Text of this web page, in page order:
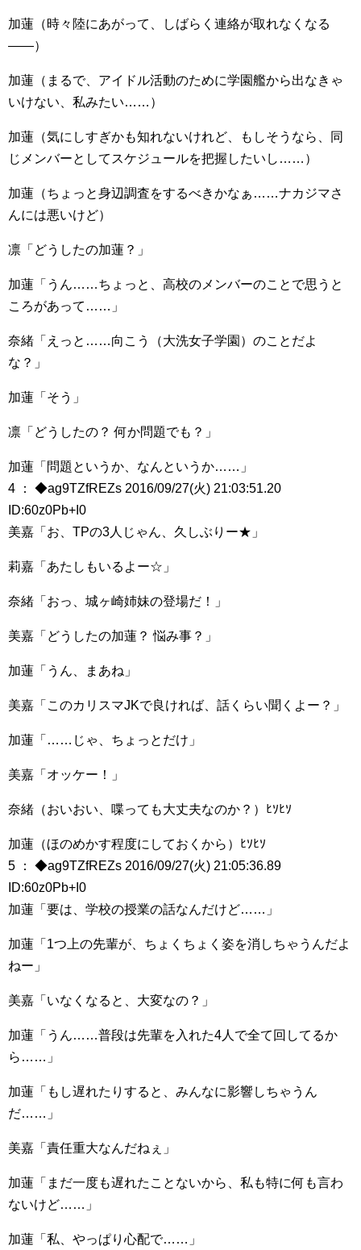
加蓮（時々陸にあがって、しばらく連絡が取れなくなる
――）
加蓮（まるで、アイドル活動のために学園艦から出なきゃ
いけない、私みたい……）
加蓮（気にしすぎかも知れないけれど、もしそうなら、同
じメンバーとしてスケジュールを把握したいし……）
加蓮（ちょっと身辺調査をするべきかなぁ……ナカジマさ
んには悪いけど）
凛「どうしたの加蓮？」
加蓮「うん……ちょっと、高校のメンバーのことで思うと
ころがあって……」
奈緒「えっと……向こう（大洗女子学園）のことだよ
な？」
加蓮「そう」
凛「どうしたの？ 何か問題でも？」
加蓮「問題というか、なんというか……」
4 ： ◆ag9TZfREZs 2016/09/27(火) 21:03:51.20
ID:60z0Pb+I0
美嘉「お、TPの3人じゃん、久しぶりー★」
莉嘉「あたしもいるよー☆」
奈緒「おっ、城ヶ崎姉妹の登場だ！」
美嘉「どうしたの加蓮？ 悩み事？」
加蓮「うん、まあね」
美嘉「このカリスマJKで良ければ、話くらい聞くよー？」
加蓮「……じゃ、ちょっとだけ」
美嘉「オッケー！」
奈緒（おいおい、喋っても大丈夫なのか？）ﾋｿﾋｿ
加蓮（ほのめかす程度にしておくから）ﾋｿﾋｿ
5 ： ◆ag9TZfREZs 2016/09/27(火) 21:05:36.89
ID:60z0Pb+I0
加蓮「要は、学校の授業の話なんだけど……」
加蓮「1つ上の先輩が、ちょくちょく姿を消しちゃうんだよ
ねー」
美嘉「いなくなると、大変なの？」
加蓮「うん……普段は先輩を入れた4人で全て回してるか
ら……」
加蓮「もし遅れたりすると、みんなに影響しちゃうん
だ……」
美嘉「責任重大なんだねぇ」
加蓮「まだ一度も遅れたことないから、私も特に何も言わ
ないけど……」
加蓮「私、やっぱり心配で……」